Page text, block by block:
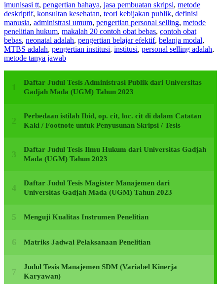
imunisasi tt, pengertian bahaya, jasa pembuatan skripsi, metode
deskriptif, konsultan kesehatan, teori kebijakan publik, definisi
manusia, administrasi umum, pengertian personal selling, metode
penelitian hukum, makalah 20 contoh obat bebas, contoh obat
bebas, neonatal adalah, pengertian belajar efektif, belanja modal,
MTBS adalah, pengertian institusi, institusi, personal selling adalah,
metode tanya jawab
Daftar Judul Tesis Administrasi Publik dari Universitas
Gadjah Mada (UGM) Tahun 2023
Perbedaan istilah Ibid, op. cit, loc. cit di dalam Catatan
Kaki / Footnote untuk Penyusunan Skripsi / Tesis
Daftar Judul Tesis Ilmu Hukum dari Universitas Gadjah
Mada (UGM) Tahun 2023
Daftar Judul Tesis Magister Manajemen dari
Universitas Gadjah Mada (UGM) Tahun 2023
Menguji Kualitas Instrumen Penelitian
Matriks Jadwal Pelaksanaan Penelitian
Judul Tesis Manajemen SDM (Variabel Kinerja
Karyawan)